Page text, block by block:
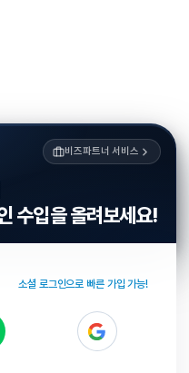
비즈파트너 서비스
수입을 올려보세요!
소셜 로그인으로 빠른 가입 가능!